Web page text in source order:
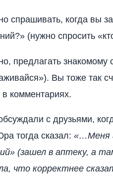
спрашивать, когда вы
(нужно спросить
предлагать знакомому
Вы тоже так
комментариях.
с друзьями,
тогда сказал: «…Меня
(зашел в аптеку, а
что корректнее